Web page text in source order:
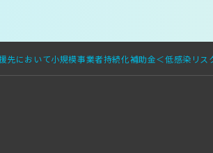
先において小規模事業者持続化補助金＜低感染リス